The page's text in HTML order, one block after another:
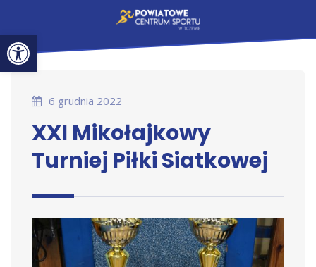
Otwórz pasek narzędzi
6 grudnia 2022
XXI Mikołajkowy
Turniej Piłki Siatkowej